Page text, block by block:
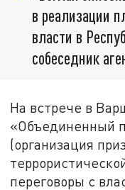
в реализации
власти в
собеседник
На встрече в
«Объединенный
(организация
переговоры с